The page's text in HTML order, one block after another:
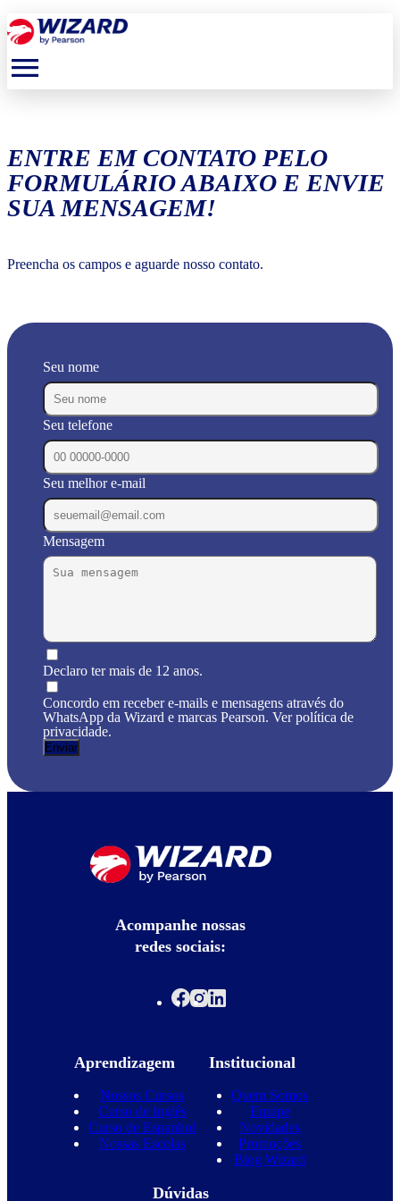
menu
ENTRE EM CONTATO PELO
FORMULÁRIO ABAIXO E ENVIE
SUA MENSAGEM!
Preencha os campos e aguarde nosso contato.
Seu nome
Seu telefone
Seu melhor e-mail
Mensagem
Declaro ter mais de 12 anos.
Concordo em receber e-mails e mensagens através do
WhatsApp da Wizard e marcas Pearson. Ver política de
privacidade.
Acompanhe nossas
redes sociais:
Aprendizagem
Nossos Cursos
Curso de Inglês
Curso de Espanhol
Nossas Escolas
Institucional
Quem Somos
Equipe
Novidades
Promoções
Blog Wizard
Dúvidas